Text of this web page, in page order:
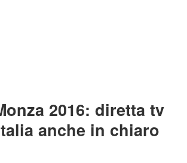
2016: diretta tv
anche in chiaro